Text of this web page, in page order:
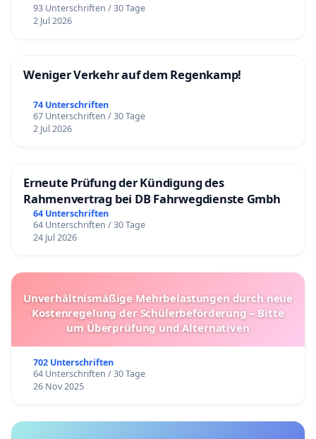
93 Unterschriften / 30 Tage
2 Jul 2026
Weniger Verkehr auf dem Regenkamp!
74 Unterschriften
67 Unterschriften / 30 Tage
2 Jul 2026
Erneute Prüfung der Kündigung des
Rahmenvertrag bei DB Fahrwegdienste Gmbh
64 Unterschriften
64 Unterschriften / 30 Tage
24 Jul 2026
Unverhältnismäßige Mehrbelastungen durch neue
Kostenregelung der Schülerbeförderung – Bitte
um Überprüfung und Alternativen
702 Unterschriften
64 Unterschriften / 30 Tage
26 Nov 2025